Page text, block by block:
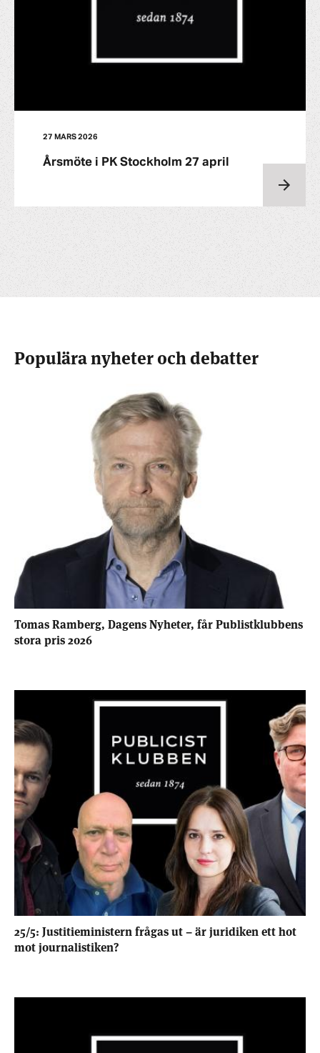
27 MARS 2026
Årsmöte i PK Stockholm 27 april
Populära nyheter och debatter
Tomas Ramberg, Dagens Nyheter, får Publistklubbens
stora pris 2026
25/5: Justitieministern frågas ut – är juridiken ett hot
mot journalistiken?